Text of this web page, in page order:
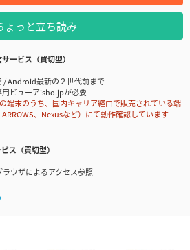
ょっと立ち読み
ービス（買切型）
/ Android最新の２世代前まで
ビューアisho.jpが必要
末のうち、国内キャリア経由で販売されている端
、Nexusなど）にて動作確認しています
ス（買切型）
ウザによるアクセス参照